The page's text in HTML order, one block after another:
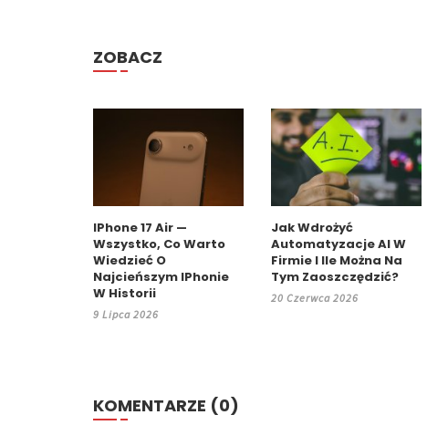
ZOBACZ
IPhone 17 Air —
Wszystko, Co Warto
Wiedzieć O
Najcieńszym IPhonie
W Historii
9 Lipca 2026
Jak Wdrożyć
Automatyzacje AI W
Firmie I Ile Można Na
Tym Zaoszczędzić?
20 Czerwca 2026
KOMENTARZE (0)